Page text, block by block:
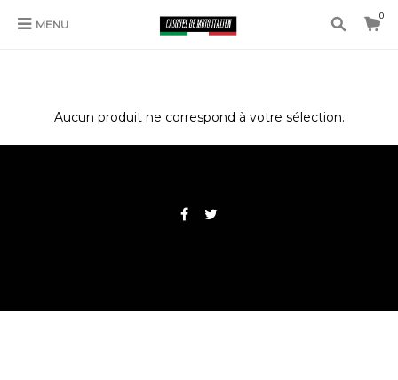
MENU
0
Aucun produit ne correspond à votre sélection.